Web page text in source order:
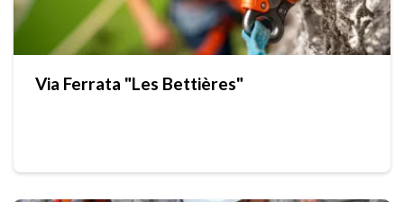
Via Ferrata "Les Bettières"